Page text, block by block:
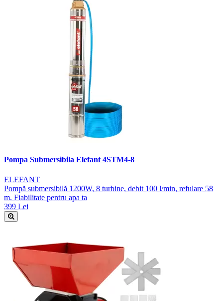
Pompa Submersibila Elefant 4STM4-8
ELEFANT
Pompă submersibilă 1200W, 8 turbine, debit 100 l/min, refulare 58
m. Fiabilitate pentru apa ta
399 Lei